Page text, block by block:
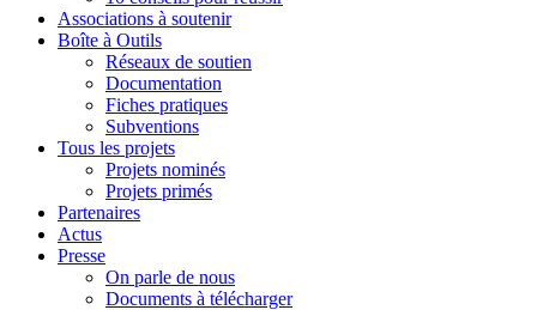
Associations à soutenir
Boîte à Outils
Réseaux de soutien
Documentation
Fiches pratiques
Subventions
Tous les projets
Projets nominés
Projets primés
Partenaires
Actus
Presse
On parle de nous
Documents à télécharger